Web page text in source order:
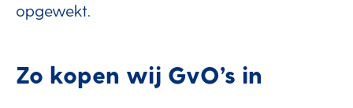
opgewekt.
Zo kopen wij GvO’s in